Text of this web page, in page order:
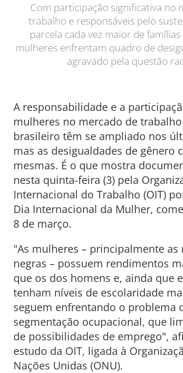
Com participação significativa no
trabalho e responsáveis pelo
parcela cada vez maior de
mulheres enfrentam quadro de
agravado pela questão
A responsabilidade e a
mulheres no mercado de trabalho
brasileiro têm se ampliado nos
mas as desigualdades de gênero
mesmas. É o que mostra
nesta quinta-feira (3) pela
Internacional do Trabalho (OIT)
Dia Internacional da Mulher,
8 de março.
"As mulheres – principalmente as
negras – possuem rendimentos
que os dos homens e, ainda que
tenham níveis de escolaridade
seguem enfrentando o problema
segmentação ocupacional, que
de possibilidades de emprego",
estudo da OIT, ligada à
Nações Unidas (ONU).